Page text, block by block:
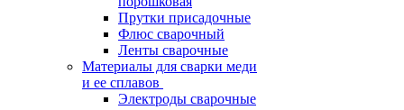
Прутки присадочные
Флюс сварочный
Ленты сварочные
Материалы для сварки меди
и ее сплавов
Электроды сварочные